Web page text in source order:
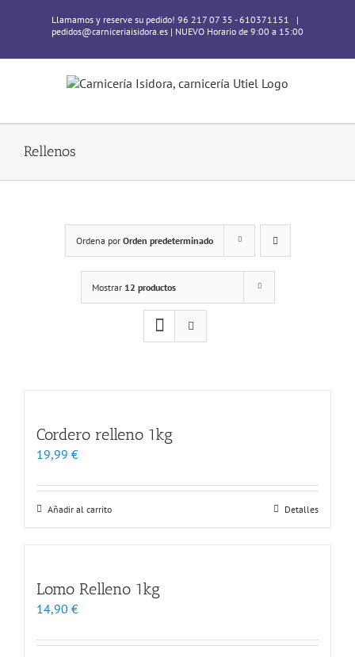
Llamamos y reserve su pedido! 96 217 07 35 - 610371151
|
pedidos@carniceriaisidora.es | NUEVO Horario de 9:00 a 15:00
Rellenos
Ordena por Orden predeterminado
Mostrar 12 productos
Cordero relleno 1kg
19,99 €
Añadir al carrito Detalles
Lomo Relleno 1kg
14,90 €